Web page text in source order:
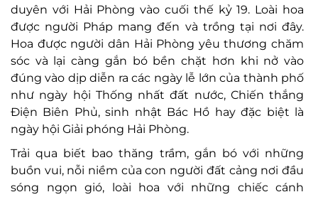
duyên với Hải Phòng vào cuối thế kỷ 19. Loài hoa
được người Pháp mang đến và trồng tại nơi đây.
Hoa được người dân Hải Phòng yêu thương chăm
sóc và lại càng gắn bó bền chặt hơn khi nở vào
đúng vào dịp diễn ra các ngày lễ lớn của thành phố
như ngày hội Thống nhất đất nước, Chiến thắng
Điện Biên Phủ, sinh nhật Bác Hồ hay đặc biệt là
ngày hội Giải phóng Hải Phòng.
Trải qua biết bao thăng trầm, gắn bó với những
buồn vui, nỗi niềm của con người đất cảng nơi đầu
sóng ngọn gió, loài hoa với những chiếc cánh